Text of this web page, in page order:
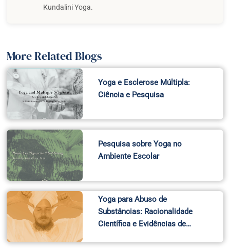
Kundalini Yoga.
More Related Blogs
Yoga e Esclerose Múltipla:
Ciência e Pesquisa
Pesquisa sobre Yoga no
Ambiente Escolar
Yoga para Abuso de
Substâncias: Racionalidade
Científica e Evidências de…